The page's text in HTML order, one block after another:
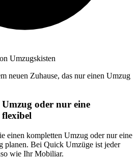
Umzugskisten
neuen Zuhause, das nur einen Umzug
oder nur eine
einen kompletten Umzug oder nur eine
planen. Bei Quick Umzüge ist jeder
wie Ihr Mobiliar.